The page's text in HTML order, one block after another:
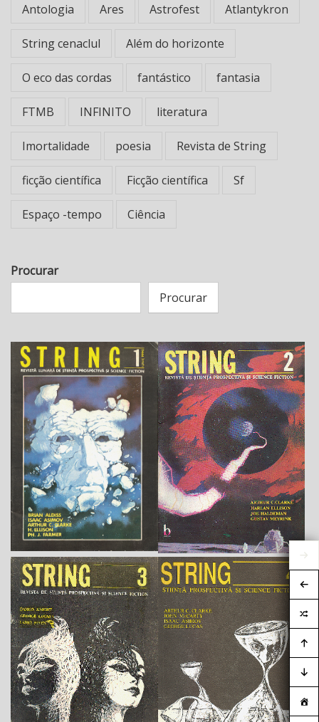
Antologia Ares Astrofest Atlantykron
String cenaclul Além do horizonte
O eco das cordas fantástico fantasia
FTMB INFINITO literatura
Imortalidade poesia Revista de String
ficção científica Ficção científica Sf
Espaço -tempo Ciência
Procurar
Procurar